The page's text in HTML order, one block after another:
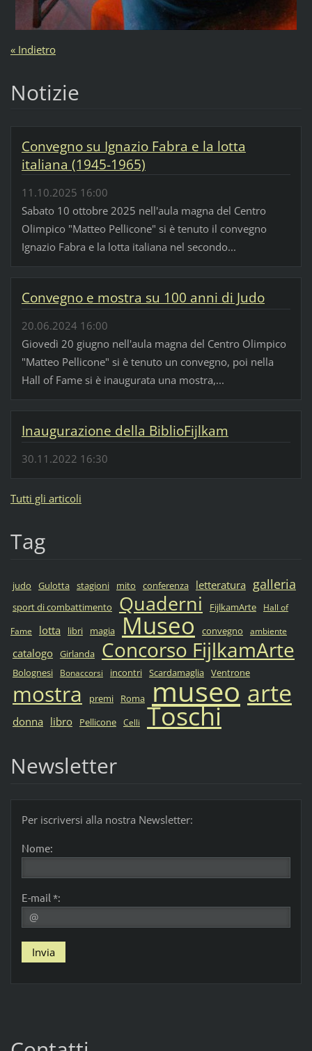
« Indietro
Notizie
Convegno su Ignazio Fabra e la lotta
italiana (1945-1965)
11.10.2025 16:00
Sabato 10 ottobre 2025 nell'aula magna del Centro
Olimpico "Matteo Pellicone" si è tenuto il convegno
Ignazio Fabra e la lotta italiana nel secondo...
Convegno e mostra su 100 anni di Judo
20.06.2024 16:00
Giovedì 20 giugno nell'aula magna del Centro Olimpico
"Matteo Pellicone" si è tenuto un convegno, poi nella
Hall of Fame si è inaugurata una mostra,...
Inaugurazione della BiblioFijlkam
30.11.2022 16:30
Tutti gli articoli
Tag
judo Gulotta stagioni mito conferenza letteratura galleria
sport di combattimento Quaderni FijlkamArte
Hall of
Fame
lotta libri magia Museo convegno ambiente
catalogo Girlanda Concorso FijlkamArte
Bolognesi Bonaccorsi incontri Scardamaglia Ventrone
mostra premi Roma museo arte
donna libro Pellicone Celli Toschi
Newsletter
Per iscriversi alla nostra Newsletter:
Nome:
E-mail *: